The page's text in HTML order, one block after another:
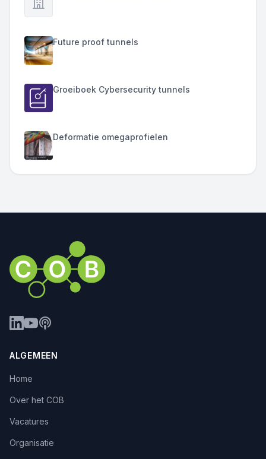
Future proof tunnels
Groeiboek Cybersecurity tunnels
Deformatie omegaprofielen
ALGEMEEN
Home
Over het COB
Vacatures
Organisatie